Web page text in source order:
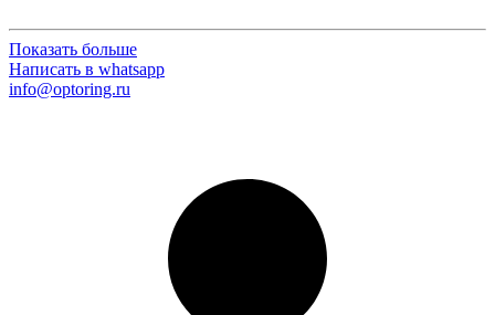
Показать больше
Написать в whatsapp
info@optoring.ru